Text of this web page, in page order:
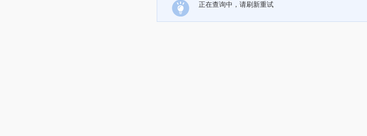
正在查询中，请刷新重试